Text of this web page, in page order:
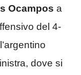
Ocampos a
del 4-
dove si